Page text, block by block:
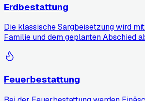
Erdbestattung
Die klassische Sargbeisetzung wird
Familie und dem geplanten Abschied
Feuerbestattung